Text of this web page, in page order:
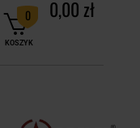
KOSZYK
0 0,00 zł